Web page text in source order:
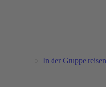
In der Gruppe reisen